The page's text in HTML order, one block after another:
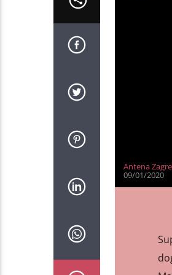
Antena
09/01/2020